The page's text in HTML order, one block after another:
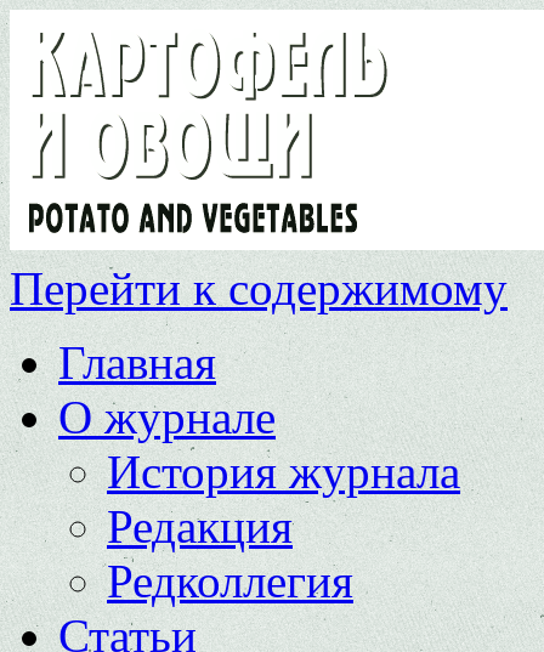
Перейти к содержимому
Главная
О журнале
История журнала
Редакция
Редколлегия
Статьи